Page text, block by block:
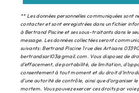
** Les données personnelles communiquées sont
contacter et sont enregistrées dans un fichier
à Bertrand Piscine et ses sous-traitants dans le
message. Les données collectées seront
suivants: Bertrand Piscine 1 rue des Artisans
bertrandsarl03@gmail.com. Vous disposez de
d’effacement, de portabilité, de limitation,
consentement à tout moment et du droit
d’une autorité de contrôle, ainsi que d’organiser
mortem. Vous pouvez exercer ces droits par voie